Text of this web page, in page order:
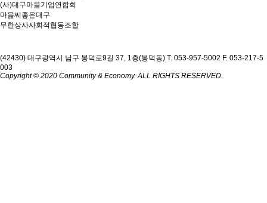
(사)대구마을기업연합회
마읆씨좋은대구
무한상사사회적협동조합
(42430) 대구광역시 남구 봉덕로9길 37, 1층(봉덕동) T. 053-957-5002 F. 053-217-5
003
Copyright © 2020 Community & Economy. ALL RIGHTS RESERVED.